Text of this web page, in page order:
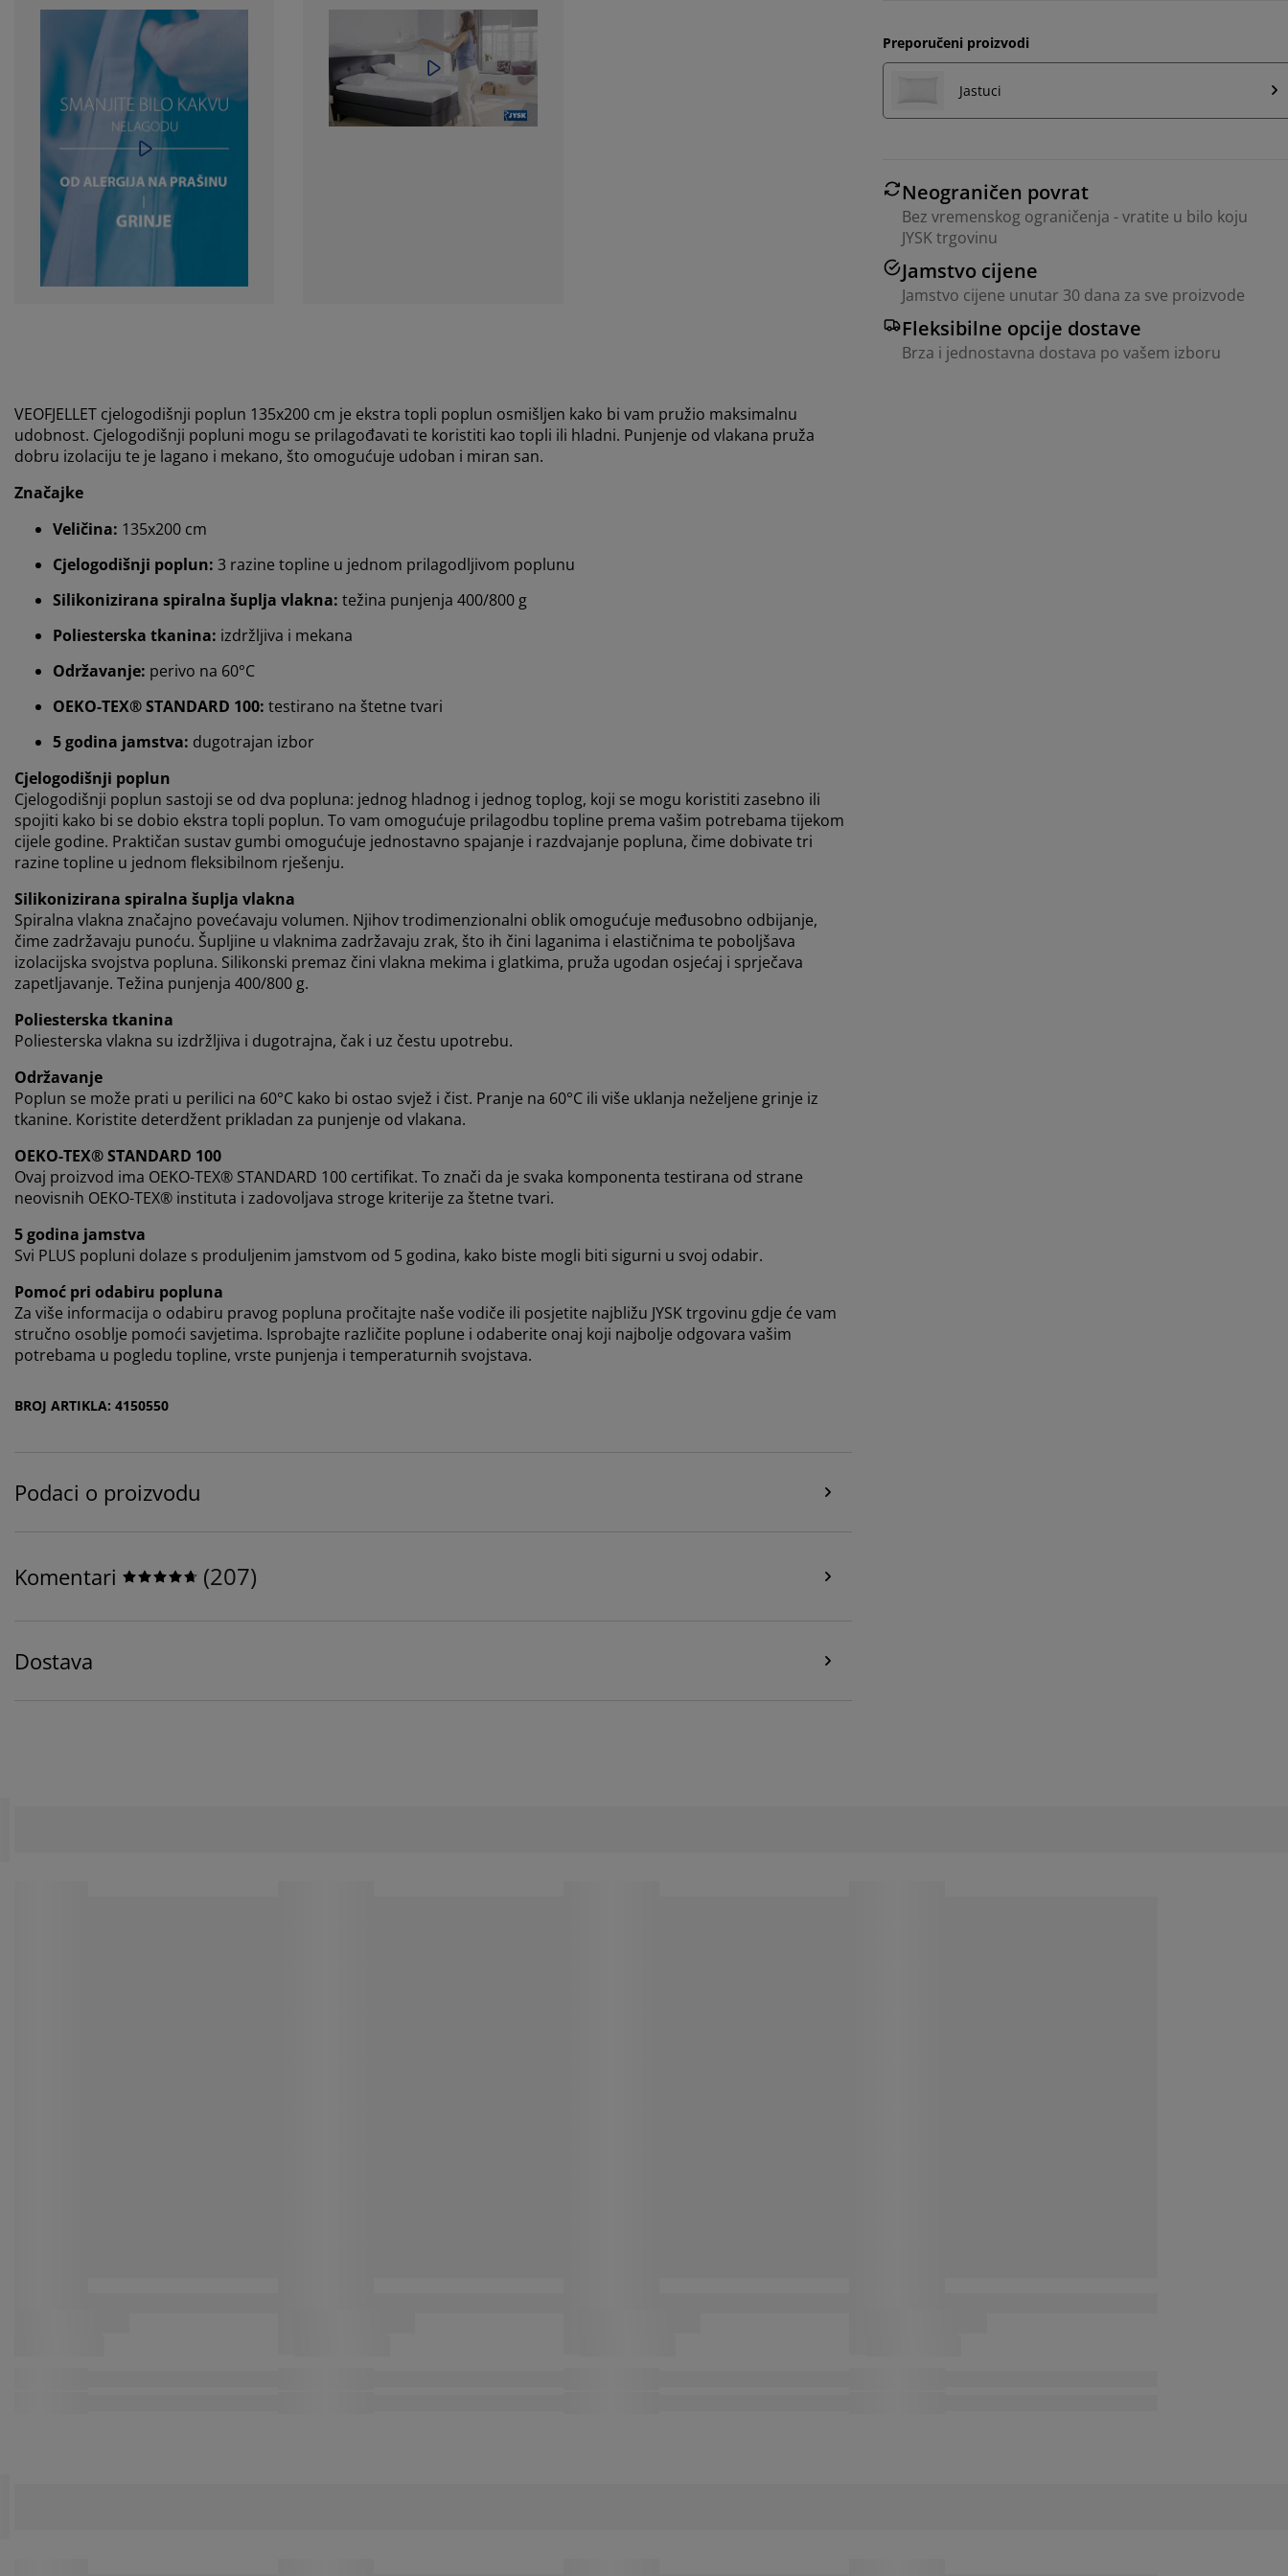
Preporučeni proizvodi
Jastuci
Neograničen povrat
Bez vremenskog ograničenja - vratite u bilo koju
JYSK trgovinu
Jamstvo cijene
Jamstvo cijene unutar 30 dana za sve proizvode
Fleksibilne opcije dostave
Brza i jednostavna dostava po vašem izboru
VEOFJELLET cjelogodišnji poplun 135x200 cm je ekstra topli poplun osmišljen kako bi vam pružio maksimalnu
udobnost. Cjelogodišnji popluni mogu se prilagođavati te koristiti kao topli ili hladni. Punjenje od vlakana pruža
dobru izolaciju te je lagano i mekano, što omogućuje udoban i miran san.
Značajke
Veličina: 135x200 cm
Cjelogodišnji poplun: 3 razine topline u jednom prilagodljivom poplunu
Silikonizirana spiralna šuplja vlakna: težina punjenja 400/800 g
Poliesterska tkanina: izdržljiva i mekana
Održavanje: perivo na 60°C
OEKO-TEX® STANDARD 100: testirano na štetne tvari
5 godina jamstva: dugotrajan izbor
Cjelogodišnji poplun
Cjelogodišnji poplun sastoji se od dva popluna: jednog hladnog i jednog toplog, koji se mogu koristiti zasebno ili
spojiti kako bi se dobio ekstra topli poplun. To vam omogućuje prilagodbu topline prema vašim potrebama tijekom
cijele godine. Praktičan sustav gumbi omogućuje jednostavno spajanje i razdvajanje popluna, čime dobivate tri
razine topline u jednom fleksibilnom rješenju.
Silikonizirana spiralna šuplja vlakna
Spiralna vlakna značajno povećavaju volumen. Njihov trodimenzionalni oblik omogućuje međusobno odbijanje,
čime zadržavaju punoću. Šupljine u vlaknima zadržavaju zrak, što ih čini laganima i elastičnima te poboljšava
izolacijska svojstva popluna. Silikonski premaz čini vlakna mekima i glatkima, pruža ugodan osjećaj i sprječava
zapetljavanje. Težina punjenja 400/800 g.
Poliesterska tkanina
Poliesterska vlakna su izdržljiva i dugotrajna, čak i uz čestu upotrebu.
Održavanje
Poplun se može prati u perilici na 60°C kako bi ostao svjež i čist. Pranje na 60°C ili više uklanja neželjene grinje iz
tkanine. Koristite deterdžent prikladan za punjenje od vlakana.
OEKO-TEX® STANDARD 100
Ovaj proizvod ima OEKO-TEX® STANDARD 100 certifikat. To znači da je svaka komponenta testirana od strane
neovisnih OEKO-TEX® instituta i zadovoljava stroge kriterije za štetne tvari.
5 godina jamstva
Svi PLUS popluni dolaze s produljenim jamstvom od 5 godina, kako biste mogli biti sigurni u svoj odabir.
Pomoć pri odabiru popluna
Za više informacija o odabiru pravog popluna pročitajte naše vodiče ili posjetite najbližu JYSK trgovinu gdje će vam
stručno osoblje pomoći savjetima. Isprobajte različite poplune i odaberite onaj koji najbolje odgovara vašim
potrebama u pogledu topline, vrste punjenja i temperaturnih svojstava.
BROJ ARTIKLA: 4150550
Podaci o proizvodu
Komentari (207)
Dostava